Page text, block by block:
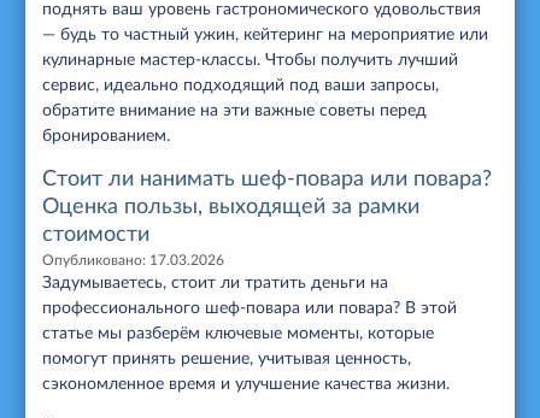
поднять ваш уровень гастрономического удовольствия
— будь то частный ужин, кейтеринг на мероприятие или
кулинарные мастер-классы. Чтобы получить лучший
сервис, идеально подходящий под ваши запросы,
обратите внимание на эти важные советы перед
бронированием.
Стоит ли нанимать шеф-повара или повара?
Оценка пользы, выходящей за рамки
стоимости
Опубликовано: 17.03.2026
Задумываетесь, стоит ли тратить деньги на
профессионального шеф-повара или повара? В этой
статье мы разберём ключевые моменты, которые
помогут принять решение, учитывая ценность,
сэкономленное время и улучшение качества жизни.